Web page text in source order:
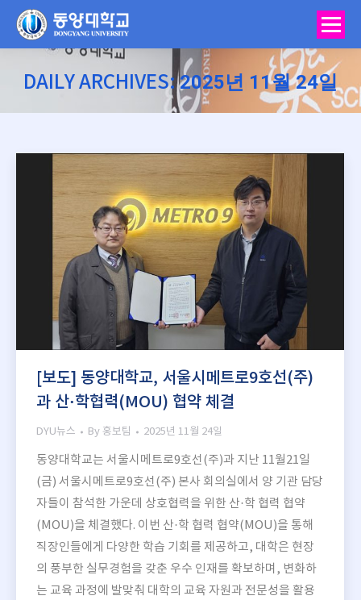
DAILY ARCHIVES:2025년 11월 24일
You are here:
[보도] 동양대학교, 서울시메트로9호선(주)
과 산·학협력(MOU) 협약 체결
DYU뉴스 By 홍보팀 2025년 11월 24일
동양대학교는 서울시메트로9호선(주)과 지난 11월21일
(금) 서울시메트로9호선(주) 본사 회의실에서 양 기관 담당
자들이 참석한 가운데 상호협력을 위한 산·학 협력 협약
(MOU)을 체결했다. 이번 산·학 협력 협약(MOU)을 통해
직장인들에게 다양한 학습 기회를 제공하고, 대학은 현장
의 풍부한 실무경험을 갖춘 우수 인재를 확보하며, 변화하
는 교육 과정에 발맞춰 대학의 교육 자원과 전문성을 활용